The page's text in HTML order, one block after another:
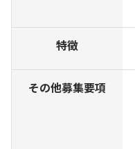
特徴
その他募集要項